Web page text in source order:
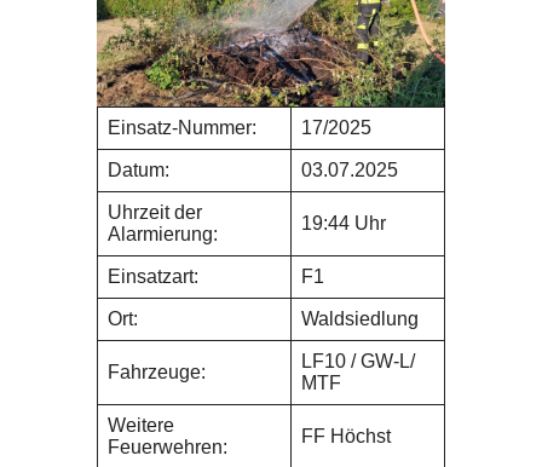
Einsatz-Nummer: 17/2025
Datum: 03.07.2025
Uhrzeit der
Alarmierung:
19:44 Uhr
Einsatzart: F1
Ort: Waldsiedlung
Fahrzeuge:
LF10 / GW-L/
MTF
Weitere
Feuerwehren:
FF Höchst